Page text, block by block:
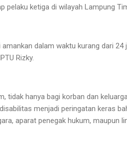
pelaku ketiga di wilayah Lampung
dalam waktu kurang dari
Rizky.
tidak hanya bagi korban dan
menjadi peringatan keras
aparat penegak hukum, maupun